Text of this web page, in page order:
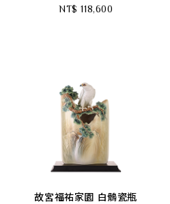
故宮福祐家園 白鶻瓷瓶
NT$ 118,600